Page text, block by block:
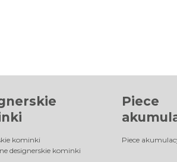
kominki
designerskie kominki
Piece
Piece